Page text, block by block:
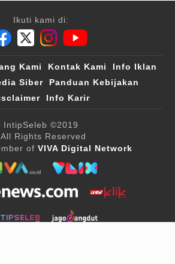
Ikuti kami di:
Kami Kontak Kami
Info Iklan
Siber
Panduan Kebijakan
Info Karir
IntipSeleb ©2019
Rights Reserved
of VIVA Digital Network